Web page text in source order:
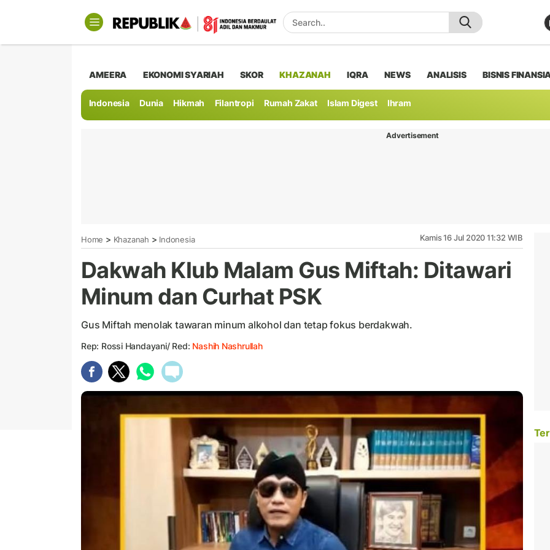
AMEERA EKONOMI SYARIAH SKOR KHAZANAH IQRA NEWS ANALISIS BISNIS
Indonesia Dunia Hikmah Filantropi Rumah Zakat Islam Digest Ihram
Advertisement
Home > Khazanah > Indonesia Kamis 16 Jul 2020 11:32 WIB
Dakwah Klub Malam Gus Miftah: Ditawari
Minum dan Curhat PSK
Gus Miftah menolak tawaran minum alkohol dan tetap fokus berdakwah.
Rep: Rossi Handayani/ Red: Nashih Nashrullah